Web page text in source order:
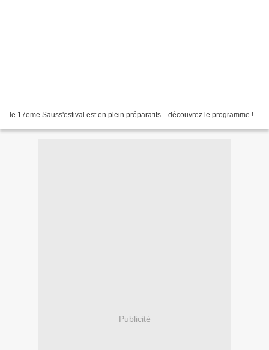
le 17eme Sauss'estival est en plein préparatifs... découvrez le programme !
Publicité